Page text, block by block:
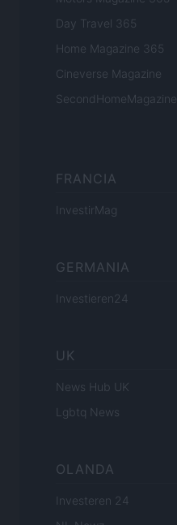
Day Travel 365
Home Magazine 365
Cineverse Magazine
SecondHomeMagazine
FRANCIA
InvestirMag
GERMANIA
Investieren24
UK
News Hub UK
Lgbtq News
OLANDA
Investeren 24